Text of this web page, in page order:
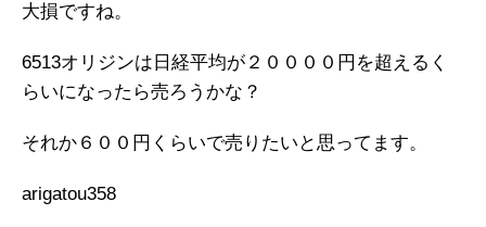
大損ですね。
6513オリジンは日経平均が２００００円を超えるく
らいになったら売ろうかな？
それか６００円くらいで売りたいと思ってます。
arigatou358